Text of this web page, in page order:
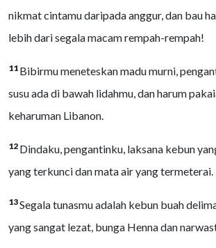
nikmat cintamu daripada anggur, dan bau
lebih dari segala macam rempah-rempah!
11 Bibirmu meneteskan madu murni,
susu ada di bawah lidahmu, dan harum
keharuman Libanon.
12 Dindaku, pengantinku, laksana kebun
yang terkunci dan mata air yang termeterai.
13Segala tunasmu adalah kebun buah
yang sangat lezat, bunga Henna dan